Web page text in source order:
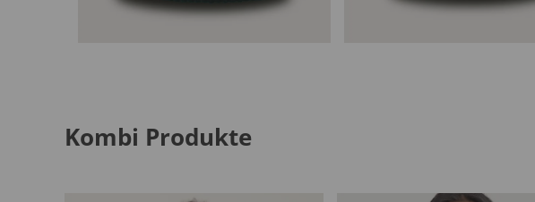
Kombi Produkte